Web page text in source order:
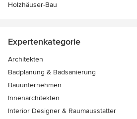
Holzhäuser-Bau
Expertenkategorie
Architekten
Badplanung & Badsanierung
Bauunternehmen
Innenarchitekten
Interior Designer & Raumausstatter